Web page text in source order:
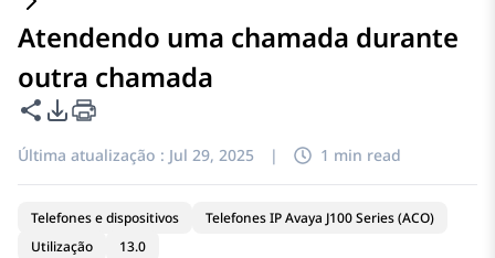
Atendendo uma chamada durante
outra chamada
Compartilhar esta página
Opções de exportação de PDF
Última atualização : Jul 29, 2025 | 1 min read
Telefones e dispositivos
Telefones IP Avaya J100 Series (ACO)
Utilização
13.0